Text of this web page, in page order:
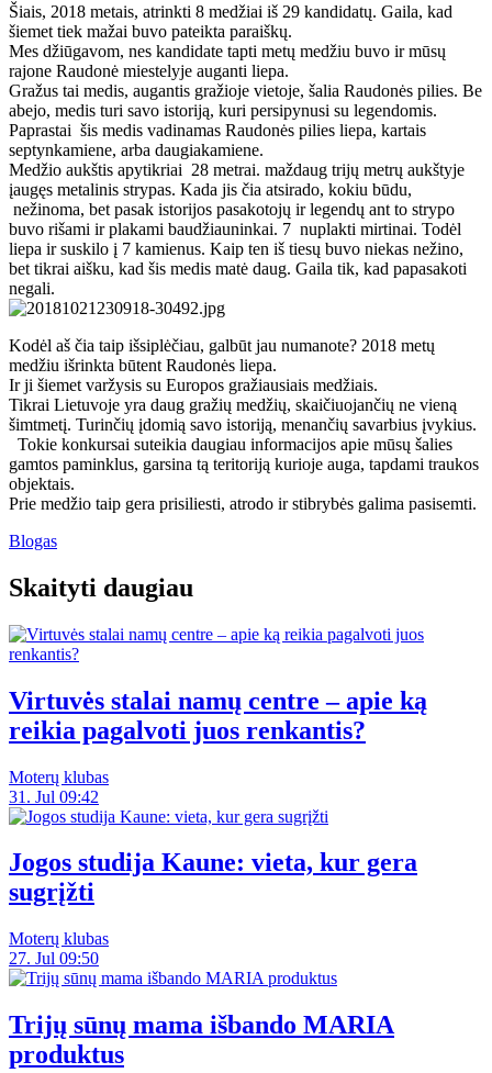
Šiais, 2018 metais, atrinkti 8 medžiai iš 29 kandidatų. Gaila, kad
šiemet tiek mažai buvo pateikta paraiškų.
Mes džiūgavom, nes kandidate tapti metų medžiu buvo ir mūsų
rajone Raudonė miestelyje auganti liepa.
Gražus tai medis, augantis gražioje vietoje, šalia Raudonės pilies. Be
abejo, medis turi savo istoriją, kuri persipynusi su legendomis.
Paprastai šis medis vadinamas Raudonės pilies liepa, kartais
septynkamiene, arba daugiakamiene.
Medžio aukštis apytikriai 28 metrai. maždaug trijų metrų aukštyje
įaugęs metalinis strypas. Kada jis čia atsirado, kokiu būdu,
nežinoma, bet pasak istorijos pasakotojų ir legendų ant to strypo
buvo rišami ir plakami baudžiauninkai. 7 nuplakti mirtinai. Todėl
liepa ir suskilo į 7 kamienus. Kaip ten iš tiesų buvo niekas nežino,
bet tikrai aišku, kad šis medis matė daug. Gaila tik, kad papasakoti
negali.
Kodėl aš čia taip išsiplėčiau, galbūt jau numanote? 2018 metų
medžiu išrinkta būtent Raudonės liepa.
Ir ji šiemet varžysis su Europos gražiausiais medžiais.
Tikrai Lietuvoje yra daug gražių medžių, skaičiuojančių ne vieną
šimtmetį. Turinčių įdomią savo istoriją, menančių savarbius įvykius.
Tokie konkursai suteikia daugiau informacijos apie mūsų šalies
gamtos paminklus, garsina tą teritoriją kurioje auga, tapdami traukos
objektais.
Prie medžio taip gera prisiliesti, atrodo ir stibrybės galima pasisemti.
Blogas
Skaityti daugiau
Virtuvės stalai namų centre – apie ką
reikia pagalvoti juos renkantis?
Moterų klubas
31. Jul 09:42
Jogos studija Kaune: vieta, kur gera
sugrįžti
Moterų klubas
27. Jul 09:50
Trijų sūnų mama išbando MARIA
produktus